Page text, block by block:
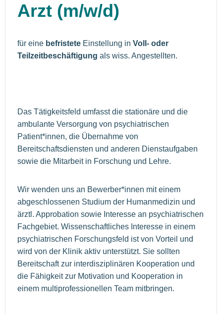
Arzt (m/w/d)
für eine befristete Einstellung in Voll- oder
Teilzeitbeschäftigung als wiss. Angestellten.
Das Tätigkeitsfeld umfasst die stationäre und die
ambulante Versorgung von psychiatrischen
Patient*innen, die Übernahme von
Bereitschaftsdiensten und anderen Dienstaufgaben
sowie die Mitarbeit in Forschung und Lehre.
Wir wenden uns an Bewerber*innen mit einem
abgeschlossenen Studium der Humanmedizin und
ärztl. Approbation sowie Interesse an psychiatrischen
Fachgebiet. Wissenschaftliches Interesse in einem
psychiatrischen Forschungsfeld ist von Vorteil und
wird von der Klinik aktiv unterstützt. Sie sollten
Bereitschaft zur interdisziplinären Kooperation und
die Fähigkeit zur Motivation und Kooperation in
einem multiprofessionellen Team mitbringen.